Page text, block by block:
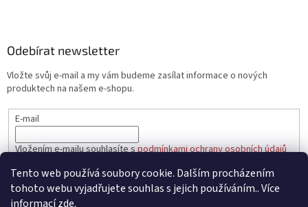
Tento web používá soubory cookie. Dalším procházením
tohoto webu vyjadřujete souhlas s jejich používáním.. Více
informacízde.
Odebírat newsletter
Vložte svůj e-mail a my vám budeme zasílat informace o nových
produktech na našem e-shopu.
E-mail
Vložením e-mailu souhlasíte spodmínkami ochrany osobních údajů
PŘIHLÁSIT SE